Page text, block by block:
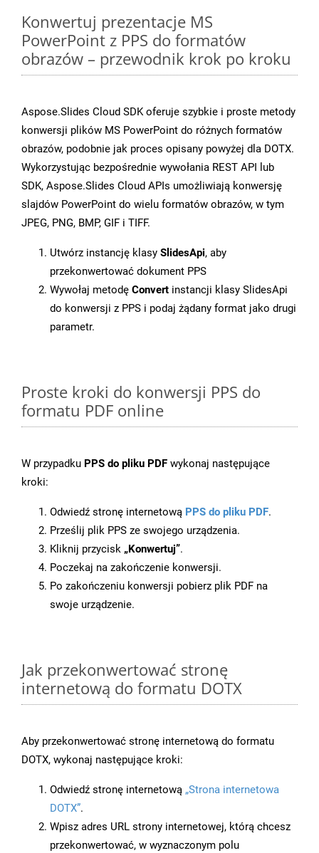
Konwertuj prezentacje MS
PowerPoint z PPS do formatów
obrazów – przewodnik krok po kroku
Aspose.Slides Cloud SDK oferuje szybkie i proste metody
konwersji plików MS PowerPoint do różnych formatów
obrazów, podobnie jak proces opisany powyżej dla DOTX.
Wykorzystując bezpośrednie wywołania REST API lub
SDK, Aspose.Slides Cloud APIs umożliwiają konwersję
slajdów PowerPoint do wielu formatów obrazów, w tym
JPEG, PNG, BMP, GIF i TIFF.
Utwórz instancję klasy SlidesApi, aby
przekonwertować dokument PPS
Wywołaj metodę Convert instancji klasy SlidesApi
do konwersji z PPS i podaj żądany format jako drugi
parametr.
Proste kroki do konwersji PPS do
formatu PDF online
W przypadku PPS do pliku PDF wykonaj następujące
kroki:
Odwiedź stronę internetową PPS do pliku PDF.
Prześlij plik PPS ze swojego urządzenia.
Kliknij przycisk „Konwertuj”.
Poczekaj na zakończenie konwersji.
Po zakończeniu konwersji pobierz plik PDF na
swoje urządzenie.
Jak przekonwertować stronę
internetową do formatu DOTX
Aby przekonwertować stronę internetową do formatu
DOTX, wykonaj następujące kroki:
Odwiedź stronę internetową „Strona internetowa
DOTX”.
Wpisz adres URL strony internetowej, którą chcesz
przekonwertować, w wyznaczonym polu